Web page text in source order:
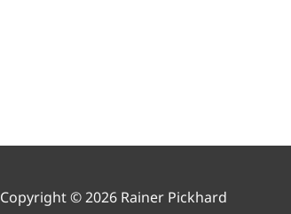
Copyright © 2026 Rainer Pickhard